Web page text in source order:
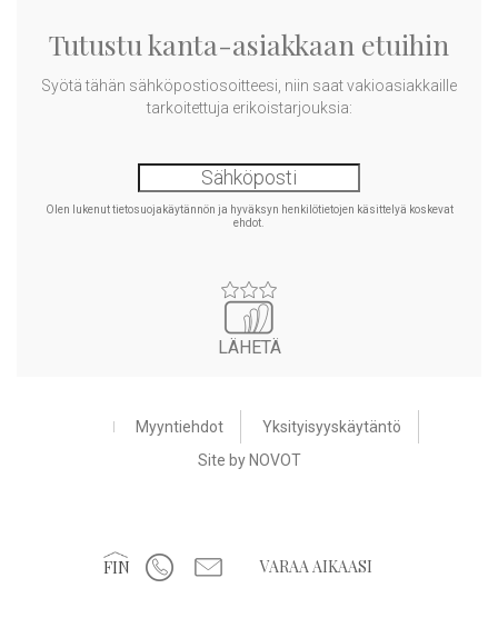
FIN VARAA AIKAASI
Tutustu kanta-asiakkaan etuihin
Syötä tähän sähköpostiosoitteesi, niin saat vakioasiakkaille
tarkoitettuja erikoistarjouksia:
Olen lukenut tietosuojakäytännön ja hyväksyn henkilötietojen käsittelyä koskevat
ehdot.
LÄHETÄ
Myyntiehdot
Yksityisyyskäytäntö
Site by NOVOT